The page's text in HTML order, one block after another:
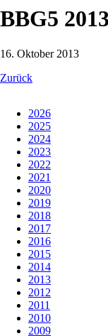
BBG5
16. Oktober 2013
Zurück
2026
2025
2024
2023
2022
2021
2020
2019
2018
2017
2016
2015
2014
2013
2012
2011
2010
2009